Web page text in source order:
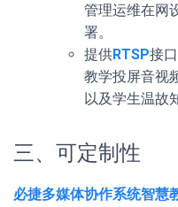
管理运维在网
署。
提供RTSP接
教学投屏音视
以及学生温故
三、可定制性
必捷多媒体协作系统智慧